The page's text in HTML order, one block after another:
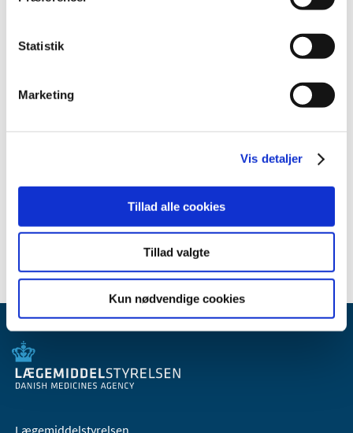
Statistik
Marketing
Vis detaljer
Tillad alle cookies
Tillad valgte
Kun nødvendige cookies
2006 (9)
Generelle tilskud til medicin